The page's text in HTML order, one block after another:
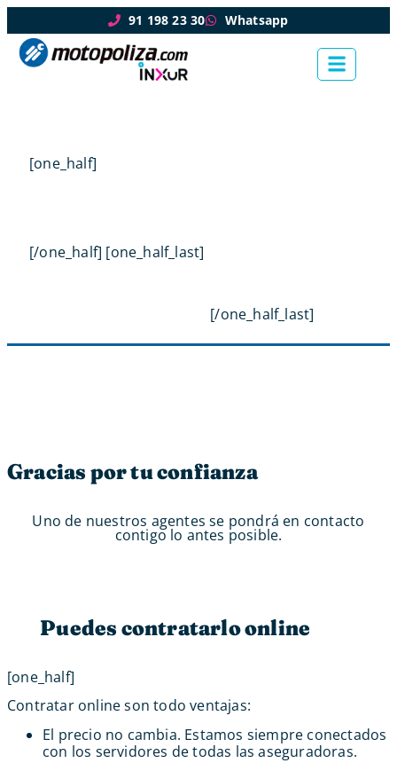
91 198 23 30 Whatsapp
[one_half]
[/one_half] [one_half_last]
[/one_half_last]
Gracias por tu confianza
Uno de nuestros agentes se pondrá en contacto
contigo lo antes posible.
Puedes contratarlo online
[one_half]
Contratar online son todo ventajas:
El precio no cambia. Estamos siempre conectados
con los servidores de todas las aseguradoras.